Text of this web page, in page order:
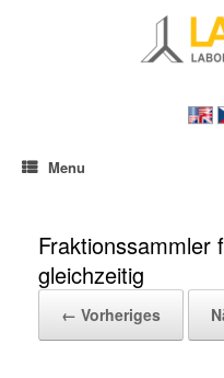
Menu
Fraktionssammler
gleichzeitig
← Vorheriges